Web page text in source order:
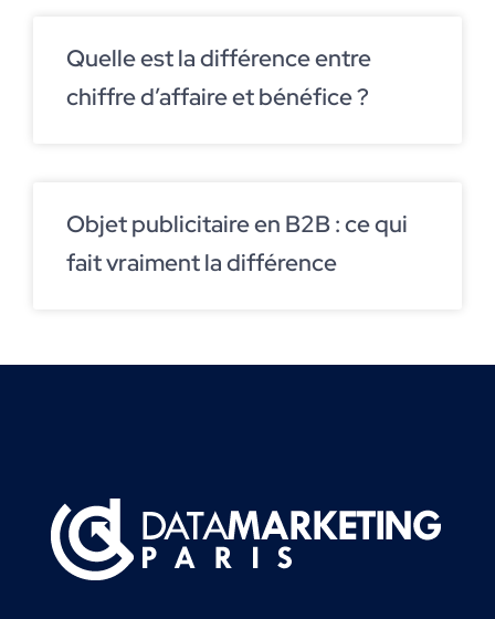
Quelle est la différence entre
chiffre d’affaire et bénéfice ?
Objet publicitaire en B2B : ce qui
fait vraiment la différence